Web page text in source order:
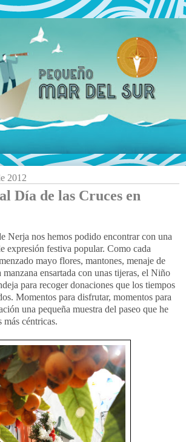
2012
Día de las Cruces en
Nerja nos hemos podido encontrar con una
expresión festiva popular. Como cada
mayo flores, mantones, menaje de
ensartada con unas tijeras, el Niño
para recoger donaciones que los tiempos
Momentos para disfrutar, momentos para
una pequeña muestra del paseo que he
más céntricas.